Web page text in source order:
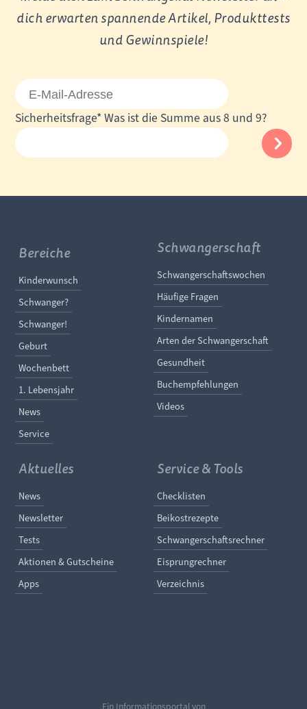
dich erwarten spannende Artikel, Produkttests
und Gewinnspiele!
E-
Mail-
Adresse
Pflichtfeld
Sicherheitsfrage* Was ist die Summe aus 8 und 9?
Bereiche
Navigation überspringen
Kinderwunsch
Schwanger?
Schwanger!
Geburt
Wochenbett
1. Lebensjahr
News
Service
Schwangerschaft
Navigation
Schwangerschaftswochen
Häufige Fragen
Kindernamen
Arten der Schwangerschaft
Gesundheit
Buchempfehlungen
Videos
Aktuelles
Navigation überspringen
News
Newsletter
Tests
Aktionen & Gutscheine
Apps
Service & Tools
Navigation
Checklisten
Beikostrezepte
Schwangerschaftsrechner
Eisprungrechner
Verzeichnis